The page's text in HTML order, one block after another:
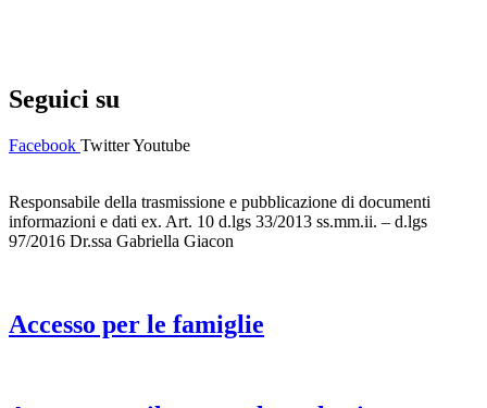
Seguici su
Facebook TwitterYoutube
Responsabile della trasmissione e pubblicazione di documenti
informazioni e dati ex. Art. 10 d.lgs 33/2013 ss.mm.ii. – d.lgs
97/2016 Dr.ssa Gabriella Giacon
Accesso per le famiglie